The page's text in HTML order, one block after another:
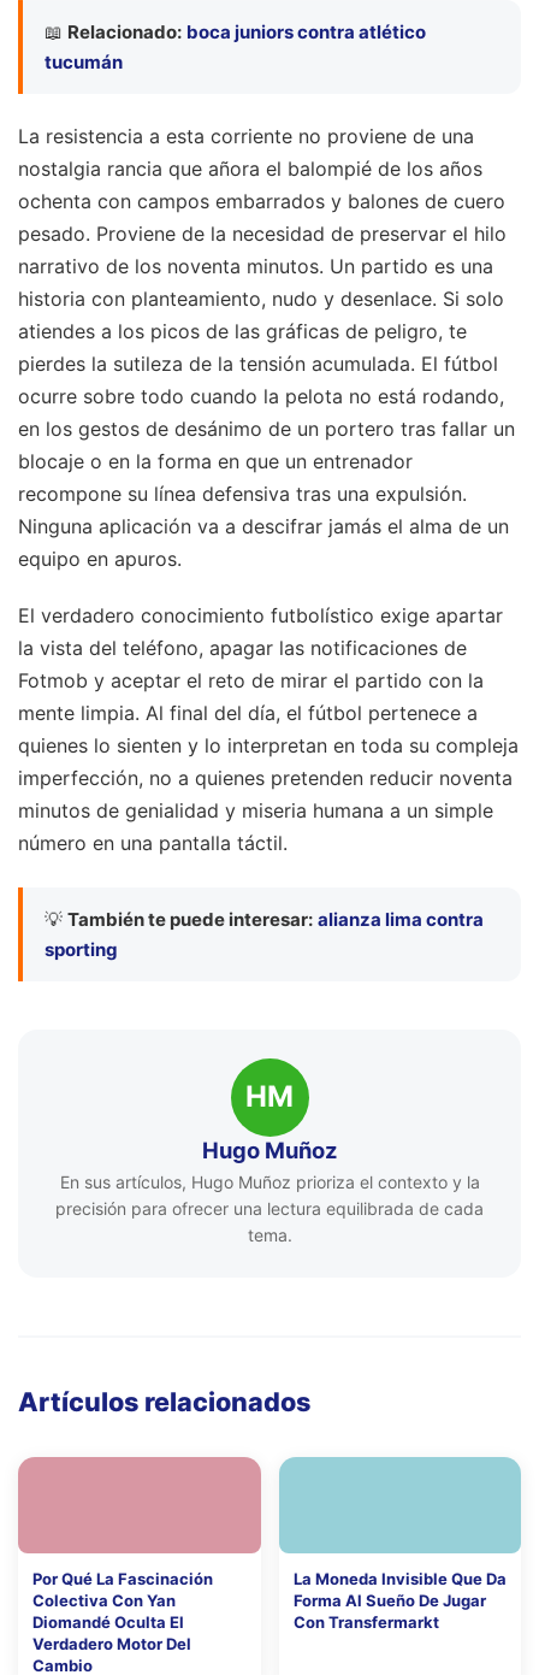
📖 Relacionado: boca juniors contra atlético
tucumán
La resistencia a esta corriente no proviene de una
nostalgia rancia que añora el balompié de los años
ochenta con campos embarrados y balones de cuero
pesado. Proviene de la necesidad de preservar el hilo
narrativo de los noventa minutos. Un partido es una
historia con planteamiento, nudo y desenlace. Si solo
atiendes a los picos de las gráficas de peligro, te
pierdes la sutileza de la tensión acumulada. El fútbol
ocurre sobre todo cuando la pelota no está rodando,
en los gestos de desánimo de un portero tras fallar un
blocaje o en la forma en que un entrenador
recompone su línea defensiva tras una expulsión.
Ninguna aplicación va a descifrar jamás el alma de un
equipo en apuros.
El verdadero conocimiento futbolístico exige apartar
la vista del teléfono, apagar las notificaciones de
Fotmob y aceptar el reto de mirar el partido con la
mente limpia. Al final del día, el fútbol pertenece a
quienes lo sienten y lo interpretan en toda su compleja
imperfección, no a quienes pretenden reducir noventa
minutos de genialidad y miseria humana a un simple
número en una pantalla táctil.
💡 También te puede interesar: alianza lima contra
sporting
HM
Hugo Muñoz
En sus artículos, Hugo Muñoz prioriza el contexto y la
precisión para ofrecer una lectura equilibrada de cada
tema.
Artículos relacionados
Por Qué La Fascinación
Colectiva Con Yan
Diomandé Oculta El
Verdadero Motor Del
Cambio
La Moneda Invisible Que Da
Forma Al Sueño De Jugar
Con Transfermarkt